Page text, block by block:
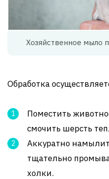
Хозяйственное мыло
Обработка
Поместить
смочить шерсть
Аккуратно
тщательно
холки.